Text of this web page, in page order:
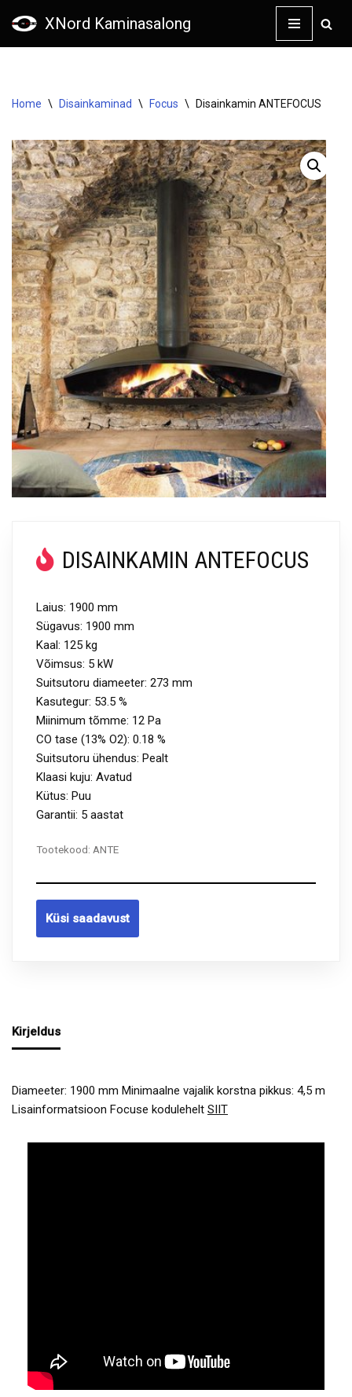
XNord Kaminasalong
Home \ Disainkaminad \ Focus \ Disainkamin ANTEFOCUS
DISAINKAMIN ANTEFOCUS
Laius: 1900 mm
Sügavus: 1900 mm
Kaal: 125 kg
Võimsus: 5 kW
Suitsutoru diameeter: 273 mm
Kasutegur: 53.5 %
Miinimum tõmme: 12 Pa
CO tase (13% O2): 0.18 %
Suitsutoru ühendus: Pealt
Klaasi kuju: Avatud
Kütus: Puu
Garantii: 5 aastat
Tootekood: ANTE
Küsi saadavust
Kirjeldus
Diameeter: 1900 mm Minimaalne vajalik korstna pikkus: 4,5 m
Lisainformatsioon Focuse kodulehelt SIIT